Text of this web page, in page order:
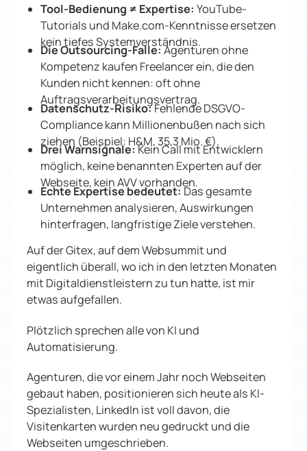
Tool-Bedienung ≠ Expertise: YouTube-
Tutorials und Make.com-Kenntnisse ersetzen
kein tiefes Systemverständnis.
Die Outsourcing-Falle:Agenturen ohne
Kompetenz kaufen Freelancer ein, die den
Kunden nicht kennen: oft ohne
Auftragsverarbeitungsvertrag.
Datenschutz-Risiko:Fehlende DSGVO-
Compliance kann Millionenbußen nach sich
ziehen (Beispiel: H&M, 35,3 Mio. €).
Drei Warnsignale:Kein Call mit Entwicklern
möglich, keine benannten Experten auf der
Webseite, kein AVV vorhanden.
Echte Expertise bedeutet:Das gesamte
Unternehmen analysieren, Auswirkungen
hinterfragen, langfristige Ziele verstehen.
Auf der Gitex, auf dem Websummit und
eigentlich überall, wo ich in den letzten Monaten
mit Digitaldienstleistern zu tun hatte, ist mir
etwas aufgefallen.
Plötzlich sprechen alle von KI und
Automatisierung.
Agenturen, die vor einem Jahr noch Webseiten
gebaut haben, positionieren sich heute als KI-
Spezialisten, LinkedIn ist voll davon, die
Visitenkarten wurden neu gedruckt und die
Webseiten umgeschrieben.